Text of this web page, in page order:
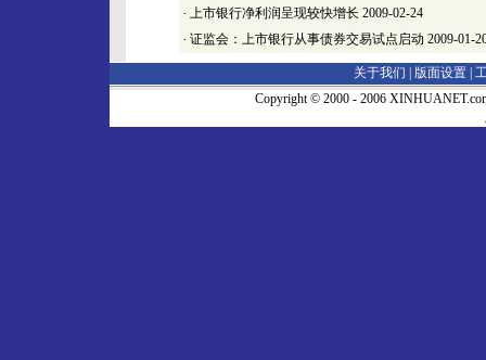
· 上市银行净利润呈现较快增长 2009-02-24
· 证监会：上市银行从事债券交易试点启动 2009-01-
关于我们 | 版面设置
Copyright © 2000 - 2006